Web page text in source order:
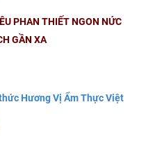
PHAN THIẾT NGON NỨC
GẦN XA
Hương Vị Ẩm Thực Việt